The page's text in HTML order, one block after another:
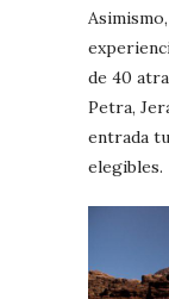
de 40
Petra,
entrada
elegibles.